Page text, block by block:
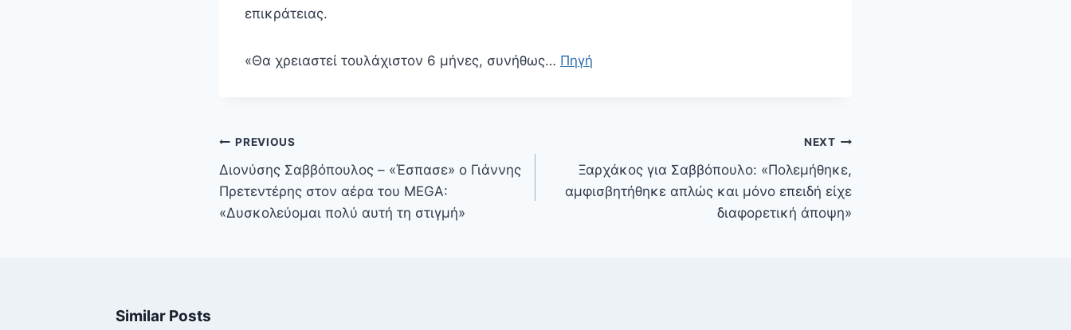
επικράτειας.
«Θα χρειαστεί τουλάχιστον 6 μήνες, συνήθως… Πηγή
Πλοήγηση
άρθρων
PREVIOUS
Διονύσης Σαββόπουλος – «Έσπασε» ο Γιάννης
Πρετεντέρης στον αέρα του MEGA:
«Δυσκολεύομαι πολύ αυτή τη στιγμή»
NEXT
Ξαρχάκος για Σαββόπουλο: «Πολεμήθηκε,
αμφισβητήθηκε απλώς και μόνο επειδή είχε
διαφορετική άποψη»
Similar Posts